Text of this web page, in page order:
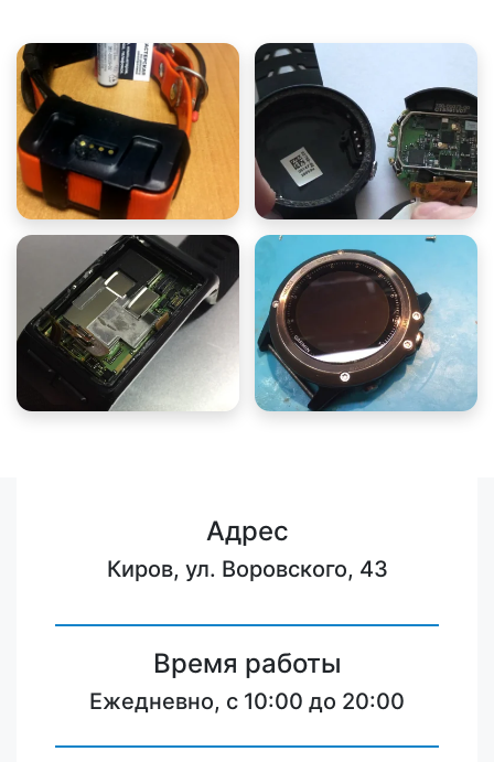
Адрес
Киров, ул. Воровского, 43
Время работы
Ежедневно, с 10:00 до 20:00